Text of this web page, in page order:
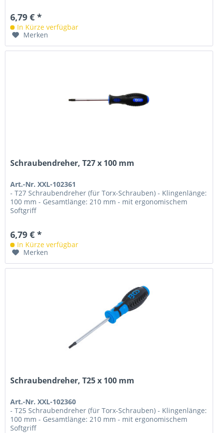
6,79 € *
In Kürze verfügbar
Merken
Schraubendreher, T27 x 100 mm
Art.-Nr. XXL-102361
- T27 Schraubendreher (für Torx-Schrauben) - Klingenlänge:
100 mm - Gesamtlänge: 210 mm - mit ergonomischem
Softgriff
6,79 € *
In Kürze verfügbar
Merken
Schraubendreher, T25 x 100 mm
Art.-Nr. XXL-102360
- T25 Schraubendreher (für Torx-Schrauben) - Klingenlänge:
100 mm - Gesamtlänge: 210 mm - mit ergonomischem
Softgriff